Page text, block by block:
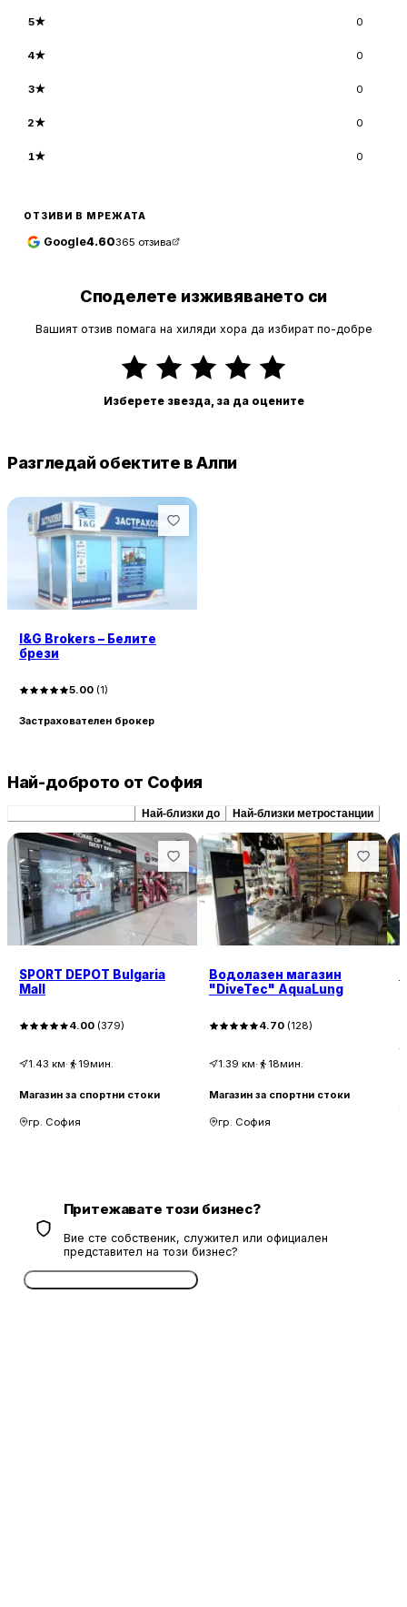
5★ 0
4★ 0
3★ 0
2★ 0
1★ 0
ОТЗИВИ В МРЕЖАТА
Google4.60365 отзива
Споделете изживяването си
Вашият отзив помага на хиляди хора да избират по-добре
Изберете звезда, за да оцените
Разгледай обектите в Алпи
I&G Brokers – Белите
брези
5.00 (1)
Застрахователен брокер
Най-доброто от София
Най-близки до Най-близки метростанции
SPORT DEPOT Bulgaria
Mall
4.00 (379)
1.43 км· 19мин.
Магазин за спортни стоки
гр. София
Водолазен магазин
"DiveTec" AquaLung
4.70 (128)
1.39 км· 18мин.
Магазин за спортни стоки
гр. София
Притежавате този бизнес?
Вие сте собственик, служител или официален
представител на този бизнес?